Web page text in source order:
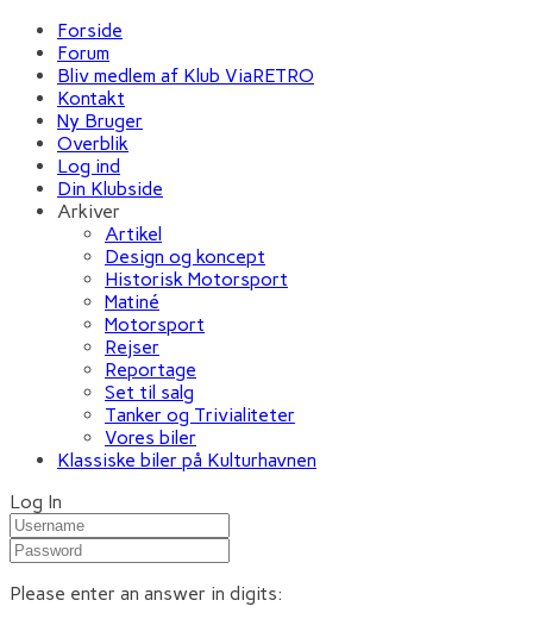
Forside
Forum
Bliv medlem af Klub ViaRETRO
Kontakt
Ny Bruger
Overblik
Log ind
Din Klubside
Arkiver
Artikel
Design og koncept
Historisk Motorsport
Matiné
Motorsport
Rejser
Reportage
Set til salg
Tanker og Trivialiteter
Vores biler
Klassiske biler på Kulturhavnen
Log In
Please enter an answer in digits: